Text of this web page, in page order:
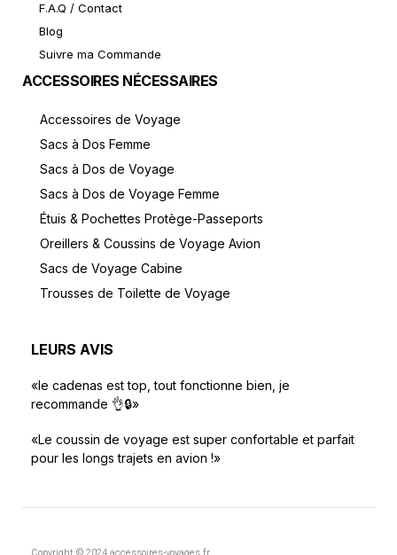
F.A.Q / Contact
Blog
Suivre ma Commande
ACCESSOIRES NÉCESSAIRES
Accessoires de Voyage
Sacs à Dos Femme
Sacs à Dos de Voyage
Sacs à Dos de Voyage Femme
Étuis & Pochettes Protège-Passeports
Oreillers & Coussins de Voyage Avion
Sacs de Voyage Cabine
Trousses de Toilette de Voyage
LEURS AVIS
«le cadenas est top, tout fonctionne bien, je
recommande 👌🔒»
«Le coussin de voyage est super confortable et parfait
pour les longs trajets en avion !»